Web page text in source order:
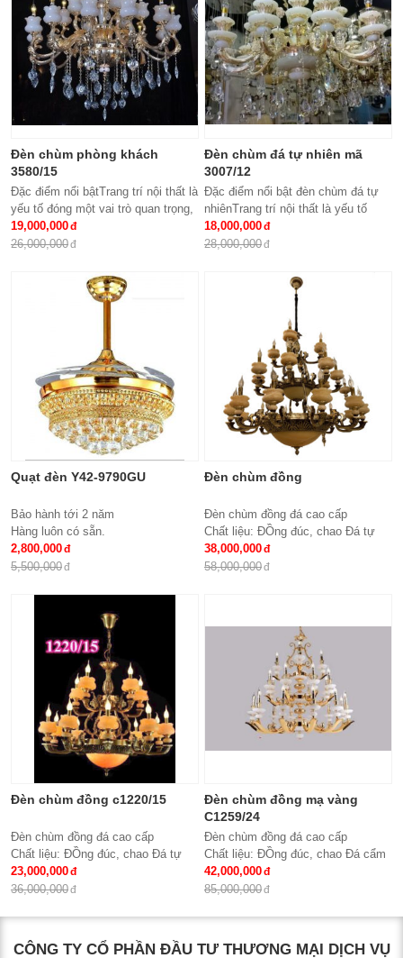
Đèn chùm phòng khách
3580/15
Đặc điểm nổi bậtTrang trí nội thất là
yếu tố đóng một vai trò quan trọng,
đem lại những giá trị thực sự cho
cả căn hộ của gia...
19,000,000
26,000,000
Đèn chùm đá tự nhiên mã
3007/12
Đặc điểm nổi bật đèn chùm đá tự
nhiênTrang trí nội thất là yếu tố
đóng một vai trò quan trọng, đem lại
những giá trị thực sự cho cả...
18,000,000
28,000,000
Quạt đèn Y42-9790GU
Bảo hành tới 2 năm
Hàng luôn có sẵn.
2,800,000
5,500,000
Đèn chùm đồng
Đèn chùm đồng đá cao cấp
Chất liệu: ĐỒng đúc, chao Đá tự
nhiên
Số lượng tay : 24 tay
38,000,000
58,000,000
Đèn chùm đồng c1220/15
Đèn chùm đồng đá cao cấp
Chất liệu: ĐỒng đúc, chao Đá tự
nhiên
Số lượng tay : 15 tay
Bóng đèn: Bóng led tiết kiệm điện
E14*15
23,000,000
36,000,000
Đèn chùm đồng mạ vàng
C1259/24
Đèn chùm đồng đá cao cấp
Chất liệu: ĐỒng đúc, chao Đá cẩm
thạch trắng tự nhiên
Số lượng tay : 24 tay
Bóng đèn: Bóng led tiết kiệm điện
42,000,000
85,000,000
CÔNG TY CỔ PHẦN ĐẦU TƯ THƯƠNG MẠI DỊCH VỤ